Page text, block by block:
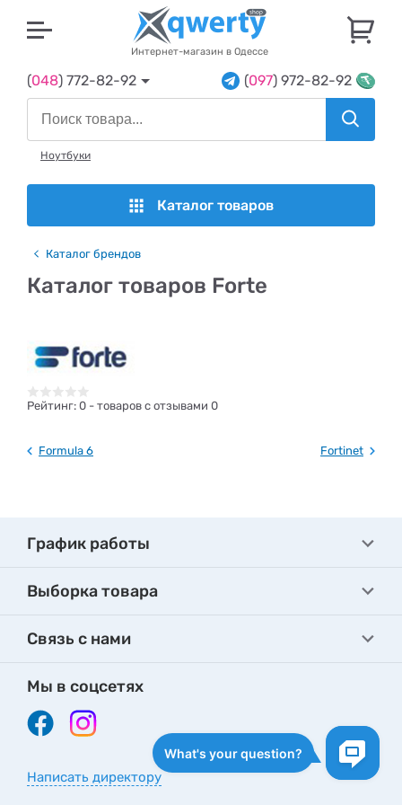
Интернет-магазин в Одессе
(048) 772-82-92 (097) 972-82-92
Ноутбуки
Каталог товаров
Каталог брендов
Каталог товаров Forte
Рейтинг: 0 - товаров с отзывами 0
Formula 6 Fortinet
График работы
Выборка товара
Связь с нами
Мы в соцсетях
Написать директору